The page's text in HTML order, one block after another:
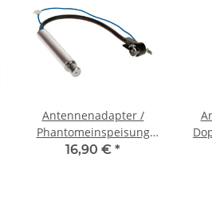
Antennenadapter /
Phantomeinspeisung
ISO Audi/Seat/VW
16,90 € *